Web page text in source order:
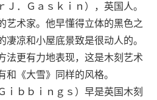
．Ｇａｓｋｉｎ），英国人。
艺术家。他早懂得立体的黑色之
凄凉和小屋底景致是很动人的。
法更有力地表现，这是木刻艺术
和《大雪》同样的风格。
ｂｂｉｎｇｓ）早是英国木刻